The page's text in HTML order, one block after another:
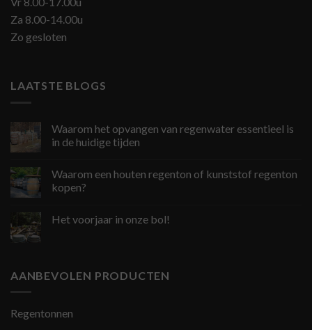
Za 8.00-14.00u
Zo gesloten
LAATSTE BLOGS
Waarom het opvangen van regenwater essentieel is
in de huidige tijden
Waarom een houten regenton of kunststof regenton
kopen?
Het voorjaar in onze bol!
AANBEVOLEN PRODUCTEN
Regentonnen